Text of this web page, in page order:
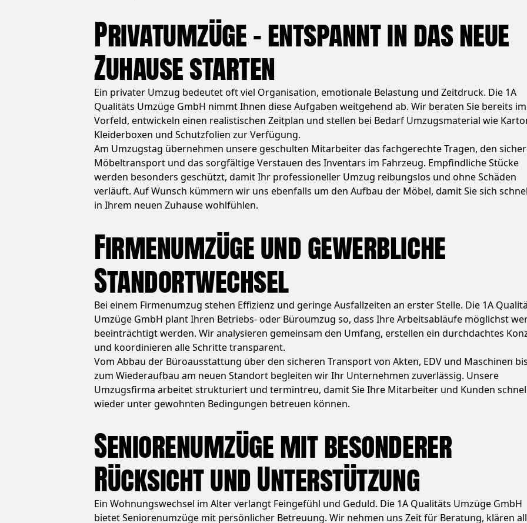
Privatumzüge – entspannt in das neue
Zuhause starten
Ein privater Umzug bedeutet oft viel Organisation, emotionale Belastung und Zeitdruck. Die 1A
Qualitäts Umzüge GmbH nimmt Ihnen diese Aufgaben weitgehend ab. Wir beraten Sie bereits im
Vorfeld, entwickeln einen realistischen Zeitplan und stellen bei Bedarf Umzugsmaterial wie
Kleiderboxen und Schutzfolien zur Verfügung.
Am Umzugstag übernehmen unsere geschulten Mitarbeiter das fachgerechte Tragen, den
Möbeltransport und das sorgfältige Verstauen des Inventars im Fahrzeug. Empfindliche Stücke
werden besonders geschützt, damit Ihr professioneller Umzug reibungslos und ohne Schäden
verläuft. Auf Wunsch kümmern wir uns ebenfalls um den Aufbau der Möbel, damit Sie sich
in Ihrem neuen Zuhause wohlfühlen.
Firmenumzüge und gewerbliche
Standortwechsel
Bei einem Firmenumzug stehen Effizienz und geringe Ausfallzeiten an erster Stelle. Die 1A
Umzüge GmbH plant Ihren Betriebs- oder Büro­umzug so, dass Ihre Arbeitsabläufe möglichst
beeinträchtigt werden. Wir analysieren gemeinsam den Umfang, erstellen ein durchdachtes
und koordinieren alle Schritte transparent.
Vom Abbau der Büroausstattung über den sicheren Transport von Akten, EDV und Maschinen bis
zum Wiederaufbau am neuen Standort begleiten wir Ihr Unternehmen zuverlässig. Unsere
Umzugsfirma arbeitet strukturiert und termintreu, damit Sie Ihre Mitarbeiter und Kunden
wieder unter gewohnten Bedingungen betreuen können.
Seniorenumzüge mit besonderer
Rücksicht und Unterstützung
Ein Wohnungswechsel im Alter verlangt Feingefühl und Geduld. Die 1A Qualitäts Umzüge GmbH
bietet Seniorenumzüge mit persönlicher Betreuung. Wir nehmen uns Zeit für Beratung, klären